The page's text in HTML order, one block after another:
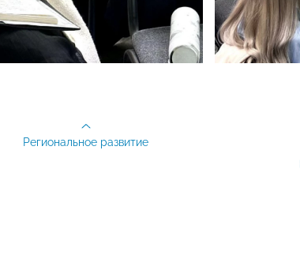
Региональное развитие